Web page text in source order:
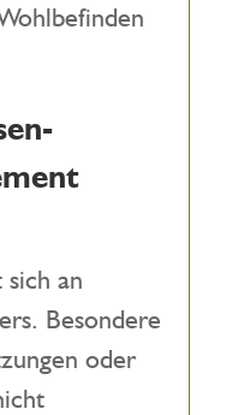
an
Besondere
oder